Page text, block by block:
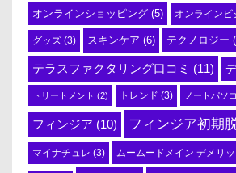
オンラインショッピング (5) オンラインビ
グッズ (3) スキンケア (6) テクノロジー
テラスファクタリング口コミ (11)
トリートメント (2) トレンド (3) ノートパソ
フィンジア (10) フィンジア初期
マイナチュレ (3) ムームードメイン デメリッ